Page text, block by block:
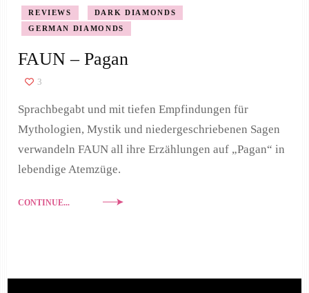
REVIEWS
DARK DIAMONDS
GERMAN DIAMONDS
FAUN – Pagan
3
Sprachbegabt und mit tiefen Empfindungen für
Mythologien, Mystik und niedergeschriebenen Sagen
verwandeln FAUN all ihre Erzählungen auf „Pagan“ in
lebendige Atemzüge.
CONTINUE...